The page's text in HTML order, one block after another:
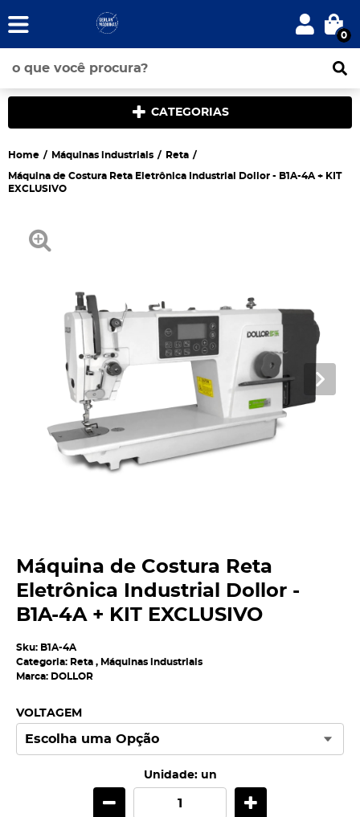
0
CATEGORIAS
Home Máquinas industriais Reta
Máquina de Costura Reta Eletrônica Industrial Dollor - B1A-4A + KIT
EXCLUSIVO
Máquina de Costura Reta
Eletrônica Industrial Dollor -
B1A-4A + KIT EXCLUSIVO
Sku: B1A-4A
Categoria: Reta , Máquinas industriais
Marca: DOLLOR
VOLTAGEM
Unidade: un